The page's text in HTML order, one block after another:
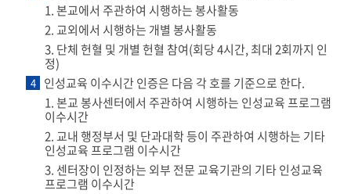
1. 본교에서 주관하여 시행하는 봉사활동
2. 교외에서 시행하는 개별 봉사활동
3. 단체 헌혈 및 개별 헌혈 참여(회당 4시간, 최대 2회까지 인
정)
4 인성교육 이수시간 인증은 다음 각 호를 기준으로 한다.
1. 본교 봉사센터에서 주관하여 시행하는 인성교육 프로그램
이수시간
2. 교내 행정부서 및 단과대학 등이 주관하여 시행하는 기타
인성교육 프로그램 이수시간
3. 센터장이 인정하는 외부 전문 교육기관의 기타 인성교육
프로그램 이수시간